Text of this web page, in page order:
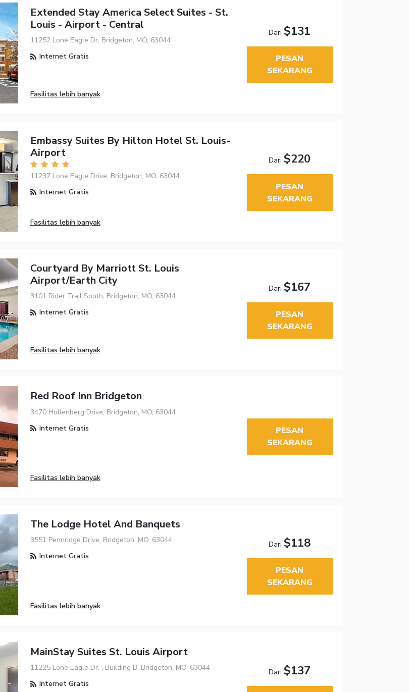
Extended Stay America Select Suites - St.
Louis - Airport - Central
11252 Lone Eagle Dr, Bridgeton, MO, 63044
Internet Gratis
Fasilitas lebih banyak
Dari$131
PESAN
SEKARANG
Embassy Suites By Hilton Hotel St. Louis-
Airport
11237 Lone Eagle Drive, Bridgeton, MO, 63044
Internet Gratis
Fasilitas lebih banyak
Dari$220
PESAN
SEKARANG
Courtyard By Marriott St. Louis
Airport/Earth City
3101 Rider Trail South, Bridgeton, MO, 63044
Internet Gratis
Fasilitas lebih banyak
Dari$167
PESAN
SEKARANG
Red Roof Inn Bridgeton
3470 Hollenberg Drive, Bridgeton, MO, 63044
Internet Gratis
Fasilitas lebih banyak
PESAN
SEKARANG
The Lodge Hotel And Banquets
3551 Pennridge Drive, Bridgeton, MO, 63044
Internet Gratis
Fasilitas lebih banyak
Dari$118
PESAN
SEKARANG
MainStay Suites St. Louis Airport
11225 Lone Eagle Dr. , Building B, Bridgeton, MO, 63044
Internet Gratis
Dari$137